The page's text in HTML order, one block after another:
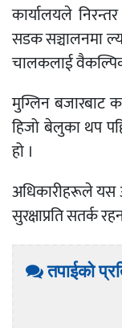
कार्यालयले
सडक सञ्चालनमा
चालकलाई वैकल्पिक
मुग्लिन बजारबाट
हिजो बेलुका थप
हो ।
अधिकारीहरूले यस
सुरक्षाप्रति सतर्क
तपाईको